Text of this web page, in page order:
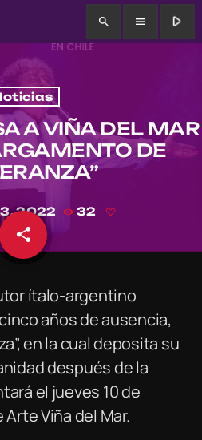
search menu play_arrow
A VIÑA DEL MAR
DE
2022 32
share
email
ítalo-argentino
años de ausencia,
en la cual deposita su
después de la
el jueves 10 de
Viña del Mar.